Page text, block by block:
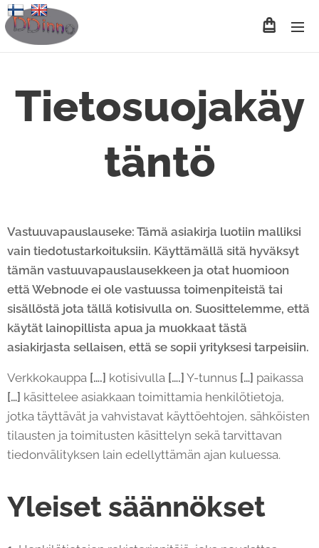
Tietosuojakäy
täntö
Vastuuvapauslauseke: Tämä asiakirja luotiin malliksi
vain tiedotustarkoituksiin. Käyttämällä sitä hyväksyt
tämän vastuuvapauslausekkeen ja otat huomioon
että Webnode ei ole vastuussa toimenpiteistä tai
sisällöstä jota tällä kotisivulla on. Suosittelemme, että
käytät lainopillista apua ja muokkaat tästä
asiakirjasta sellaisen, että se sopii yrityksesi tarpeisiin.
Verkkokauppa [….] kotisivulla [….] Y-tunnus […] paikassa
[…] käsittelee asiakkaan toimittamia henkilötietoja,
jotka täyttävät ja vahvistavat käyttöehtojen, sähköisten
tilausten ja toimitusten käsittelyn sekä tarvittavan
tiedonvälityksen lain edellyttämän ajan kuluessa.
Yleiset säännökset